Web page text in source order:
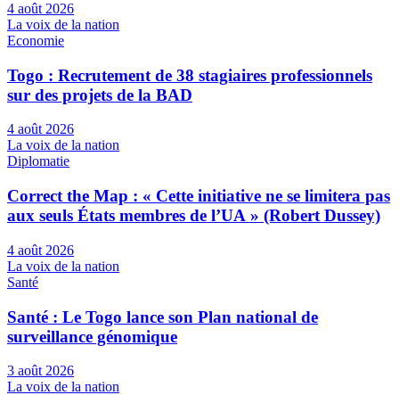
4 août 2026
La voix de la nation
Economie
Togo : Recrutement de 38 stagiaires professionnels
sur des projets de la BAD
4 août 2026
La voix de la nation
Diplomatie
Correct the Map : « Cette initiative ne se limitera pas
aux seuls États membres de l’UA » (Robert Dussey)
4 août 2026
La voix de la nation
Santé
Santé : Le Togo lance son Plan national de
surveillance génomique
3 août 2026
La voix de la nation